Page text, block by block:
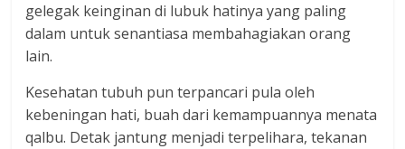
gelegak keinginan di lubuk hatinya yang paling
dalam untuk senantiasa membahagiakan orang
lain.
Kesehatan tubuh pun terpancari pula oleh
kebeningan hati, buah dari kemampuannya menata
qalbu. Detak jantung menjadi terpelihara, tekanan